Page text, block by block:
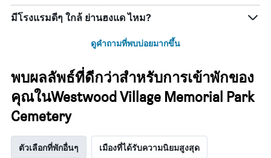
มีโรงแรมดีๆ ใกล้ ย่านฮงแด ไหม?
ดูคำถามที่พบบ่อยมากขึ้น
พบผลลัพธ์ที่ดีกว่าสำหรับการเข้าพักของ
คุณในWestwood Village Memorial Park
Cemetery
ตัวเลือกที่พักอื่นๆ เมืองที่ได้รับความนิยมสูงสุด